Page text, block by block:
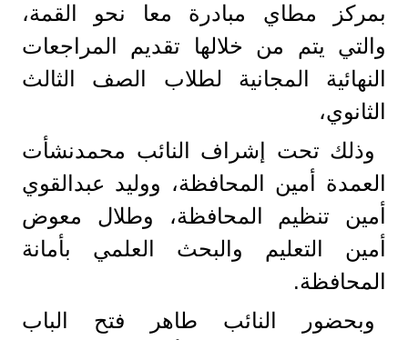
بمركز مطاي مبادرة معا نحو القمة،
والتي يتم من خلالها تقديم المراجعات
النهائية المجانية لطلاب الصف الثالث
الثانوي،
وذلك تحت إشراف النائب محمدنشأت
العمدة أمين المحافظة، ووليد عبدالقوي
أمين تنظيم المحافظة، وطلال معوض
أمين التعليم والبحث العلمي بأمانة
المحافظة.
وبحضور النائب طاهر فتح الباب